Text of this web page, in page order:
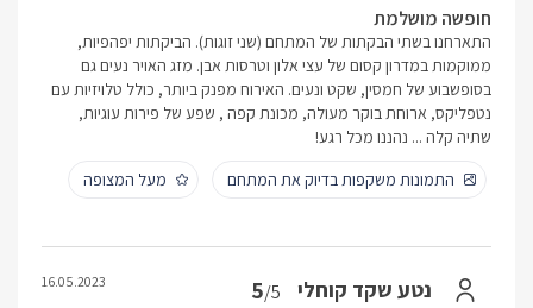
חופשה מושלמת
התארחנו בשתי הבקתות של המתחם (שני זוגות). הביקתות יפהפיות,
ממוקמות במדרון קסום של עצי אלון וטרסות אבן. מזג האויר נעים גם
בסופשבוע של חמסין, שקט ונעים. האירוח מפנק ביותר, כולל טלויזיות עם
נטפליקס, ארוחת בוקר מעולה, מכונת קפה , שפע של פירות עוגיות,
שתיה קלה ... נהננו מכל רגע!
התמונות משקפות בדיוק את המתחם
מעל המצופה
נטע שקד קוחלי 5/5
16.05.2023